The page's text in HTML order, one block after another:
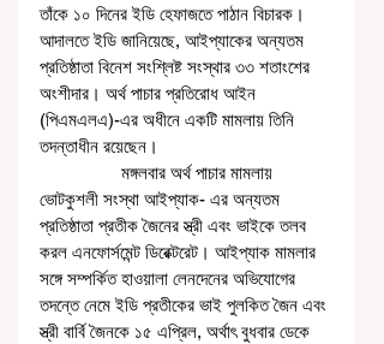
তাঁকে ১০ দিনের ইডি হেফাজতে পাঠান বিচারক।
আদালতে ইডি জানিয়েছে, আইপ্যাকের অন্যতম
প্রতিষ্ঠাতা বিনেশ সংশ্লিষ্ট সংস্থার ৩৩ শতাংশের
অংশীদার। অর্থ পাচার প্রতিরোধ আইন
(পিএমএলএ)-এর অধীনে একটি মামলায় তিনি
তদন্তাধীন রয়েছেন।
ভোটকুশলী সংস্থা আইপ্যাক- এর অন্যতম
প্রতিষ্ঠাতা প্রতীক জৈনের স্ত্রী এবং ভাইকে তলব
করল এনফোর্সমেন্ট ডিরেক্টরেট। আইপ্যাক মামলার
সঙ্গে সম্পর্কিত হাওয়ালা লেনদেনের অভিযোগের
তদন্তে নেমে ইডি প্রতীকের ভাই পুলকিত জৈন এবং
স্ত্রী বার্বি জৈনকে ১৫ এপ্রিল, অর্থাৎ বুধবার ডেকে